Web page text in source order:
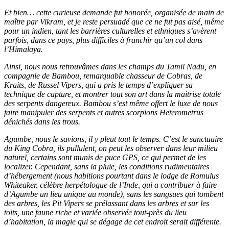
Et bien… cette curieuse demande fut honorée, organisée de main de
maître par Vikram, et je reste persuadé que ce ne fut pas aisé, même
pour un indien, tant les barrières culturelles et ethniques s’avèrent
parfois, dans ce pays, plus difficiles à franchir qu’un col dans
l’Himalaya.
Ainsi, nous nous retrouvâmes dans les champs du Tamil Nadu, en
compagnie de Bambou, remarquable chasseur de Cobras, de
Kraits, de Russel Vipers, qui a pris le temps d’expliquer sa
technique de capture, et montrer tout son art dans la maitrise totale
des serpents dangereux. Bambou s’est même offert le luxe de nous
faire manipuler des serpents et autres scorpions Heterometrus
dénichés dans les trous.
Agumbe, nous le savions, il y pleut tout le temps. C’est le sanctuaire
du King Cobra, ils pullulent, on peut les observer dans leur milieu
naturel, certains sont munis de puce GPS, ce qui permet de les
localizer. Cependant, sans la pluie, les conditions rudimentaires
d’hébergement (nous habitions pourtant dans le lodge de Romulus
Whiteaker, célèbre herpétologue de l’Inde, qui a contribuer à faire
d’Agumbe un lieu unique au monde), sans les sangsues qui tombent
des arbres, les Pit Vipers se prélassant dans les arbres et sur les
toits, une faune riche et variée observée tout-près du lieu
d’habitation, la magie qui se dégage de cet endroit serait différente.